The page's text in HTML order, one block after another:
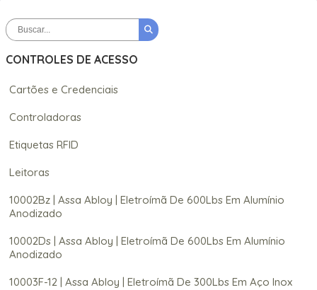
CONTROLES DE ACESSO
Cartões e Credenciais
Controladoras
Etiquetas RFID
Leitoras
10002Bz | Assa Abloy | Eletroímã De 600Lbs Em Alumínio
Anodizado
10002Ds | Assa Abloy | Eletroímã De 600Lbs Em Alumínio
Anodizado
10003F-12 | Assa Abloy | Eletroímã De 300Lbs Em Aço Inox